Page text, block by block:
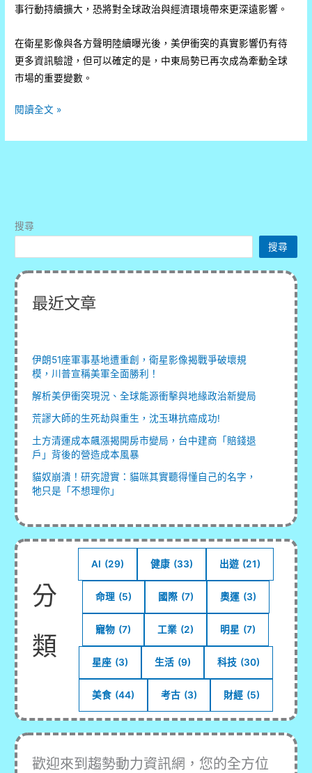
事行動持續擴大，恐將對全球政治與經濟環境帶來更深遠影響。
在衛星影像與各方聲明陸續曝光後，美伊衝突的真實影響仍有待
更多資訊驗證，但可以確定的是，中東局勢已再次成為牽動全球
市場的重要變數。
伊
51
地
創，
衛
星
影
像
揭
戰
爭
破
壞
規
模，
川
普
宣
稱
美
軍
全
面
勝
利！
閱讀全文 »
搜尋
搜尋
最近文章
伊朗51座軍事基地遭重創，衛星影像揭戰爭破壞規
模，川普宣稱美軍全面勝利！
解析美伊衝突現況、全球能源衝擊與地緣政治新變局
荒謬大師的生死劫與重生，沈玉琳抗癌成功!
土方清運成本飆漲揭開房市變局，台中建商「賠錢退
戶」背後的營造成本風暴
貓奴崩潰！研究證實：貓咪其實聽得懂自己的名字，
牠只是「不想理你」
分
類
AI (29) 健康 (33) 出遊 (21)
命理 (5) 國際 (7) 奧運 (3)
寵物 (7) 工業 (2) 明星 (7)
星座 (3) 生活 (9) 科技 (30)
美食 (44) 考古 (3) 財經 (5)
歡迎來到趨勢動力資訊網，您的全方位